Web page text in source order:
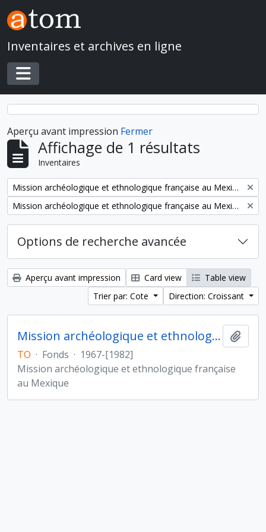
Skip to main content
Inventaires et archives en ligne
Toggle navigation
Aperçu avant impression Fermer
Affichage de 1 résultats
Inventaires
Remove filter:
Mission archéologique et ethnologique française au Mexique
Remove filter:
Mission archéologique et ethnologique française au Mexique
Options de recherche avancée
Aperçu avant impression Card view
Table view
Trier par: Cote
Direction: Croissant
Mission archéologique et ethnologique française au Mexique
TO · Fonds · 1967-[1982]
Mission archéologique et ethnologique française
au Mexique